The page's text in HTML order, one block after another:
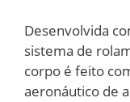
Desenvolvida
sistema de
corpo é feito
aeronáutico de